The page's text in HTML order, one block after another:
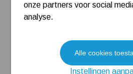
Pompput
Meest gelezen blogs
Tuin besproeien? Lees hier welke
onze partners voor social
analyse.
Alle cookies
Instellingen